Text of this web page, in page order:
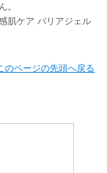
。
肌ケア バリアジェル
のページの先頭へ戻る